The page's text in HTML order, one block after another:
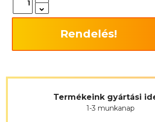
Rendelés!
Termékeink gyártási
1-3 munkanap